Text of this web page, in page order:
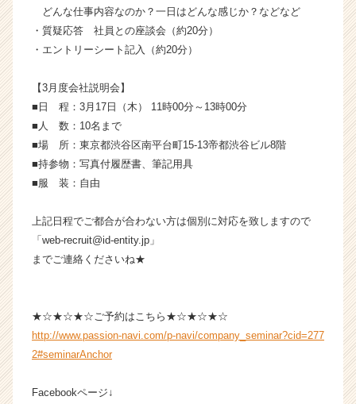
e
e
r
r
r）
どんな仕事内容なのか？一日はどんな感じか？などなど
・質疑応答 社員との座談会（約20分）
・エントリーシート記入（約20分）
【3月度会社説明会】
■日 程：3月17日（木） 11時00分～13時00分
■人 数：10名まで
■場 所：東京都渋谷区南平台町15-13帝都渋谷ビル8階
■持参物：写真付履歴書、筆記用具
■服 装：自由
上記日程でご都合が合わない方は個別に対応を致しますので
「web-recruit@id-entity.jp」
までご連絡くださいね★
★☆★☆★☆ご予約はこちら★☆★☆★☆
http://www.passion-navi.com/p-navi/company_seminar?cid=277
2#seminarAnchor
Facebookページ↓